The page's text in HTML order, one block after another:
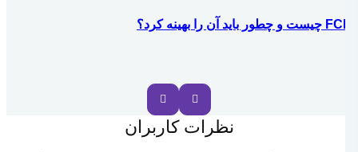
FCP چیست و چطور باید آن را بهینه کرد؟
نظرات کاربران